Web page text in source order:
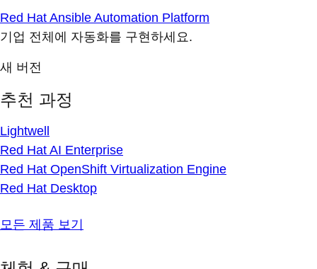
Red Hat Ansible Automation Platform
기업 전체에 자동화를 구현하세요.
새 버전
추천 과정
Lightwell
Red Hat AI Enterprise
Red Hat OpenShift Virtualization Engine
Red Hat Desktop
모든 제품 보기